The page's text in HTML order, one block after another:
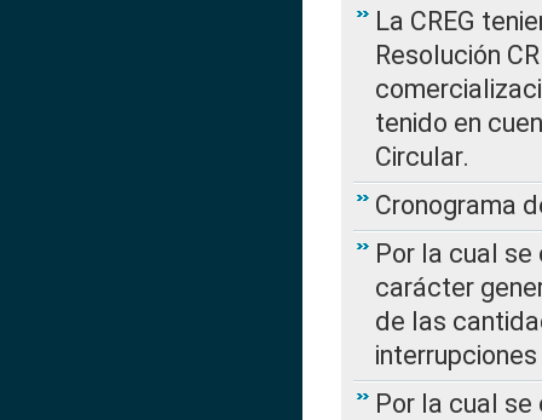
La CREG
Resolución
tenido en
Circular.
Cronograma
Por la cual
carácter
de las
Por la cual